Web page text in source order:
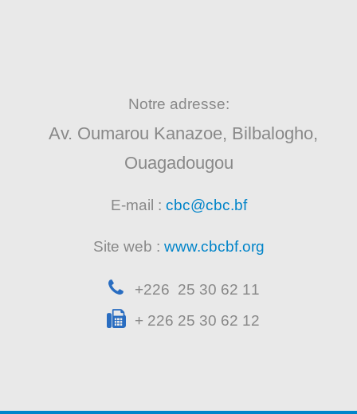
Notre adresse:
Av. Oumarou Kanazoe, Bilbalogho,
Ouagadougou
E-mail : cbc@cbc.bf
Site web : www.cbcbf.org
+226 25 30 62 11
+ 226 25 30 62 12